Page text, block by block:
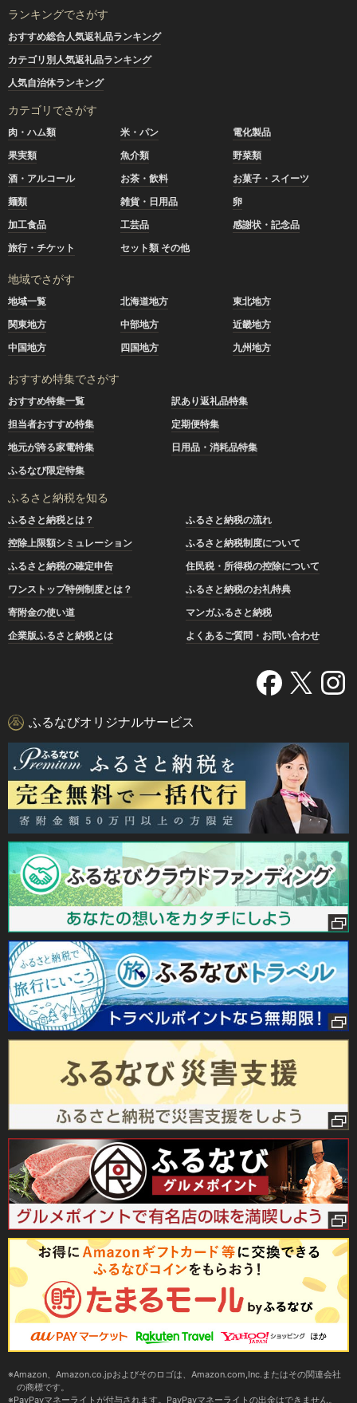
ランキングでさがす
おすすめ総合人気返礼品ランキング
カテゴリ別人気返礼品ランキング
人気自治体ランキング
カテゴリでさがす
肉・ハム類 米・パン
電化製品
果実類
魚介類
野菜類
酒・アルコール
お茶・飲料
お菓子・スイーツ
麺類
雑貨・日用品
卵
加工食品
工芸品
感謝状・記念品
旅行・チケット
セット類 その他
地域でさがす
地域一覧 北海道地方
東北地方
関東地方
中部地方
近畿地方
中国地方
四国地方 九州地方
おすすめ特集でさがす
おすすめ特集一覧
訳あり返礼品特集
担当者おすすめ特集
定期便特集
地元が誇る家電特集
日用品・消耗品特集
ふるなび限定特集
ふるさと納税を知る
ふるさと納税とは？
ふるさと納税の流れ
控除上限額シミュレーション
ふるさと納税制度について
ふるさと納税の確定申告
住民税・所得税の控除について
ワンストップ特例制度とは？
ふるさと納税のお礼特典
寄附金の使い道
マンガふるさと納税
企業版ふるさと納税とは
よくあるご質問・お問い合わせ
ふるなびオリジナルサービス
Amazon、Amazon.co.jpおよびそのロゴは、Amazon.com,Inc.またはその関連会社
の商標です。
PayPayマネーライトが付与されます。PayPayマネーライトの出金はできません。